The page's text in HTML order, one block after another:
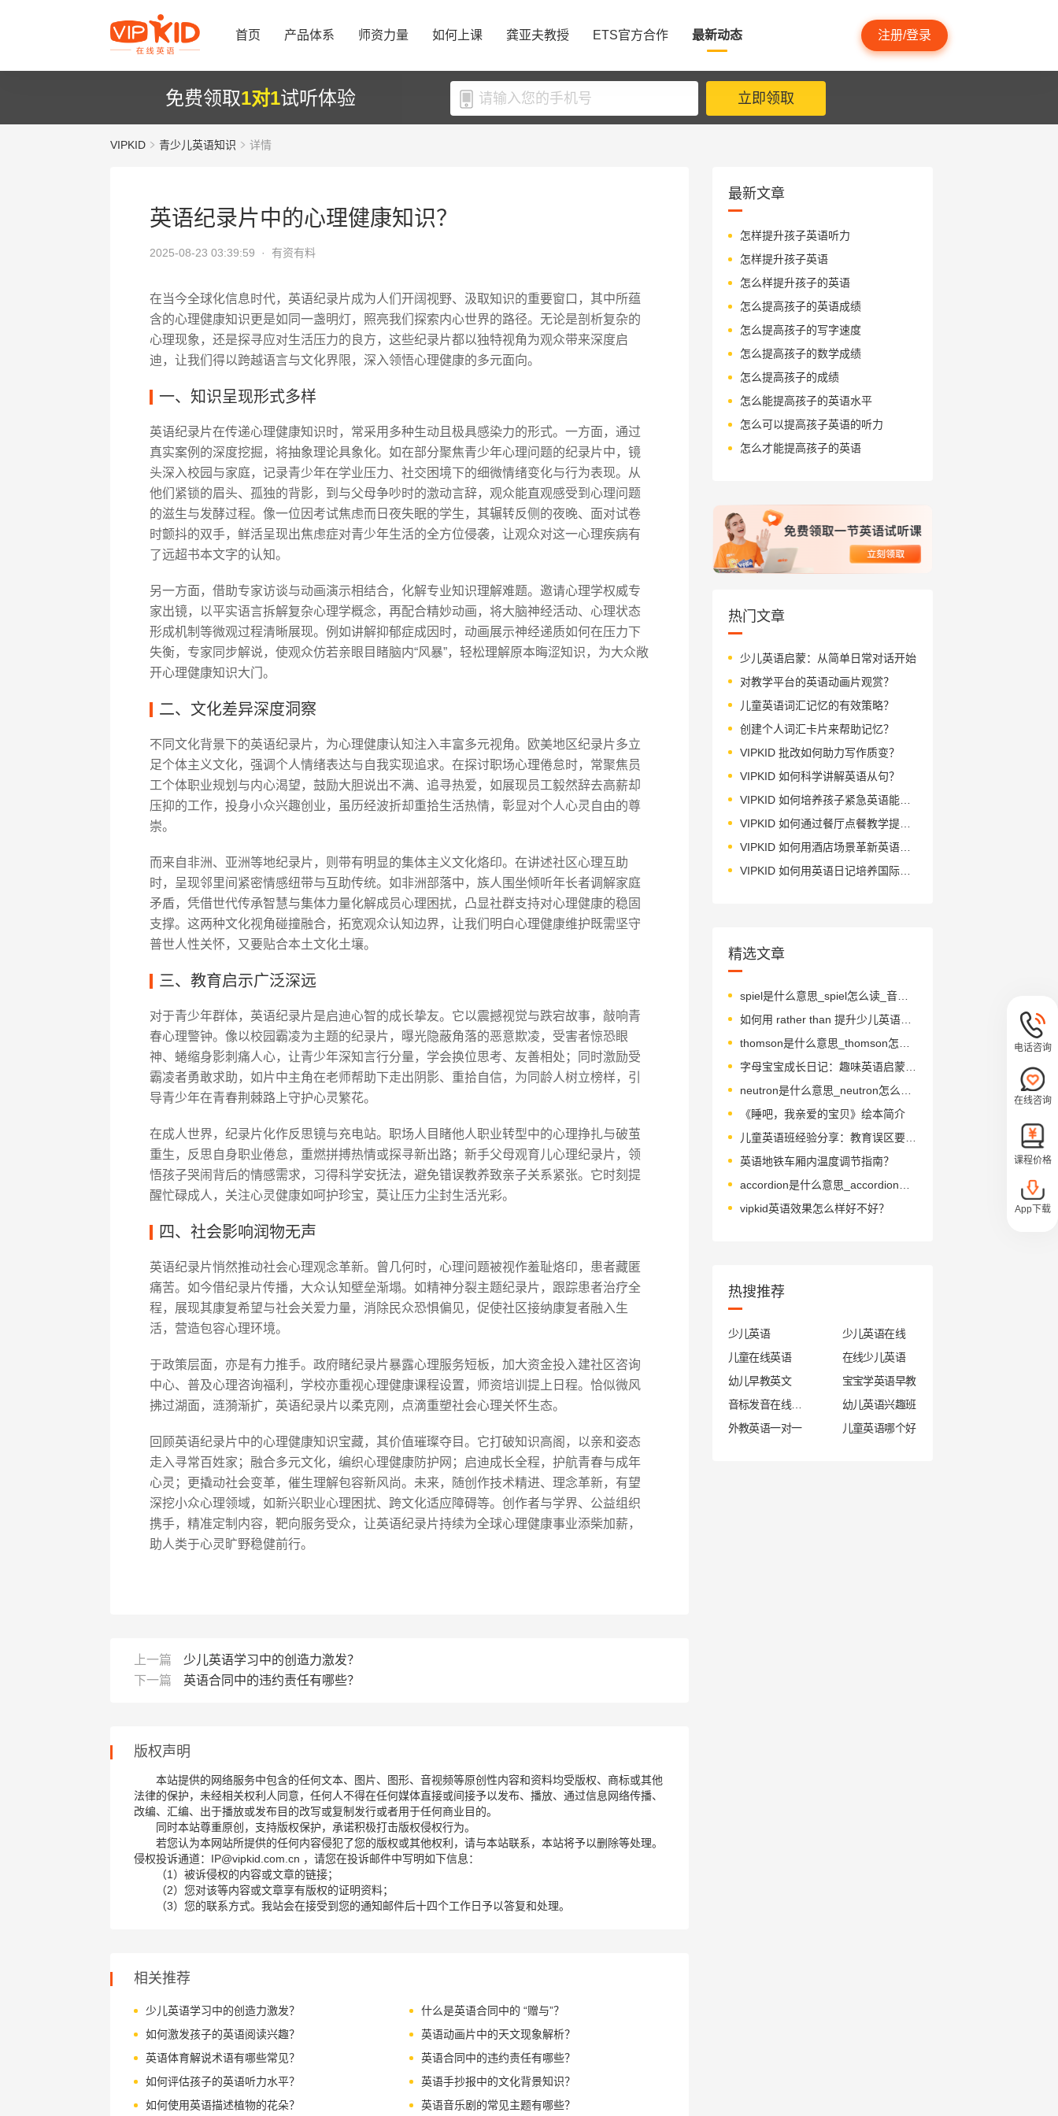
首页 产品体系 师资力量 如何上课 龚亚夫教授 ETS官方合作 最新动态 注册/登录
免费领取1对1试听体验 立即领取
VIPKID 青少儿英语知识 详情
英语纪录片中的心理健康知识？
2025-08-23 03:39:59 · 有资有料
在当今全球化信息时代，英语纪录片成为人们开阔视野、汲取知识的重要窗口，其中所蕴
含的心理健康知识更是如同一盏明灯，照亮我们探索内心世界的路径。无论是剖析复杂的
心理现象，还是探寻应对生活压力的良方，这些纪录片都以独特视角为观众带来深度启
迪，让我们得以跨越语言与文化界限，深入领悟心理健康的多元面向。
一、知识呈现形式多样
英语纪录片在传递心理健康知识时，常采用多种生动且极具感染力的形式。一方面，通过
真实案例的深度挖掘，将抽象理论具象化。如在部分聚焦青少年心理问题的纪录片中，镜
头深入校园与家庭，记录青少年在学业压力、社交困境下的细微情绪变化与行为表现。从
他们紧锁的眉头、孤独的背影，到与父母争吵时的激动言辞，观众能直观感受到心理问题
的滋生与发酵过程。像一位因考试焦虑而日夜失眠的学生，其辗转反侧的夜晚、面对试卷
时颤抖的双手，鲜活呈现出焦虑症对青少年生活的全方位侵袭，让观众对这一心理疾病有
了远超书本文字的认知。
另一方面，借助专家访谈与动画演示相结合，化解专业知识理解难题。邀请心理学权威专
家出镜，以平实语言拆解复杂心理学概念，再配合精妙动画，将大脑神经活动、心理状态
形成机制等微观过程清晰展现。例如讲解抑郁症成因时，动画展示神经递质如何在压力下
失衡，专家同步解说，使观众仿若亲眼目睹脑内“风暴”，轻松理解原本晦涩知识，为大众敞
开心理健康知识大门。
二、文化差异深度洞察
不同文化背景下的英语纪录片，为心理健康认知注入丰富多元视角。欧美地区纪录片多立
足个体主义文化，强调个人情绪表达与自我实现追求。在探讨职场心理倦怠时，常聚焦员
工个体职业规划与内心渴望，鼓励大胆说出不满、追寻热爱，如展现员工毅然辞去高薪却
压抑的工作，投身小众兴趣创业，虽历经波折却重拾生活热情，彰显对个人心灵自由的尊
崇。
而来自非洲、亚洲等地纪录片，则带有明显的集体主义文化烙印。在讲述社区心理互助
时，呈现邻里间紧密情感纽带与互助传统。如非洲部落中，族人围坐倾听年长者调解家庭
矛盾，凭借世代传承智慧与集体力量化解成员心理困扰，凸显社群支持对心理健康的稳固
支撑。这两种文化视角碰撞融合，拓宽观众认知边界，让我们明白心理健康维护既需坚守
普世人性关怀，又要贴合本土文化土壤。
三、教育启示广泛深远
对于青少年群体，英语纪录片是启迪心智的成长挚友。它以震撼视觉与跌宕故事，敲响青
春心理警钟。像以校园霸凌为主题的纪录片，曝光隐蔽角落的恶意欺凌，受害者惊恐眼
神、蜷缩身影刺痛人心，让青少年深知言行分量，学会换位思考、友善相处；同时激励受
霸凌者勇敢求助，如片中主角在老师帮助下走出阴影、重拾自信，为同龄人树立榜样，引
导青少年在青春荆棘路上守护心灵繁花。
在成人世界，纪录片化作反思镜与充电站。职场人目睹他人职业转型中的心理挣扎与破茧
重生，反思自身职业倦怠，重燃拼搏热情或探寻新出路；新手父母观育儿心理纪录片，领
悟孩子哭闹背后的情感需求，习得科学安抚法，避免错误教养致亲子关系紧张。它时刻提
醒忙碌成人，关注心灵健康如呵护珍宝，莫让压力尘封生活光彩。
四、社会影响润物无声
英语纪录片悄然推动社会心理观念革新。曾几何时，心理问题被视作羞耻烙印，患者藏匿
痛苦。如今借纪录片传播，大众认知壁垒渐塌。如精神分裂主题纪录片，跟踪患者治疗全
程，展现其康复希望与社会关爱力量，消除民众恐惧偏见，促使社区接纳康复者融入生
活，营造包容心理环境。
于政策层面，亦是有力推手。政府睹纪录片暴露心理服务短板，加大资金投入建社区咨询
中心、普及心理咨询福利，学校亦重视心理健康课程设置，师资培训提上日程。恰似微风
拂过湖面，涟漪渐扩，英语纪录片以柔克刚，点滴重塑社会心理关怀生态。
回顾英语纪录片中的心理健康知识宝藏，其价值璀璨夺目。它打破知识高阁，以亲和姿态
走入寻常百姓家；融合多元文化，编织心理健康防护网；启迪成长全程，护航青春与成年
心灵；更撬动社会变革，催生理解包容新风尚。未来，随创作技术精进、理念革新，有望
深挖小众心理领域，如新兴职业心理困扰、跨文化适应障碍等。创作者与学界、公益组织
携手，精准定制内容，靶向服务受众，让英语纪录片持续为全球心理健康事业添柴加薪，
助人类于心灵旷野稳健前行。
上一篇
少儿英语学习中的创造力激发？
下一篇
英语合同中的违约责任有哪些？
版权声明
本站提供的网络服务中包含的任何文本、图片、图形、音视频等原创性内容和资料均受版权、商标或其他
法律的保护，未经相关权利人同意，任何人不得在任何媒体直接或间接予以发布、播放、通过信息网络传播、
改编、汇编、出于播放或发布目的改写或复制发行或者用于任何商业目的。
同时本站尊重原创，支持版权保护，承诺积极打击版权侵权行为。
若您认为本网站所提供的任何内容侵犯了您的版权或其他权利，请与本站联系，本站将予以删除等处理。
侵权投诉通道：IP@vipkid.com.cn ，请您在投诉邮件中写明如下信息：
（1）被诉侵权的内容或文章的链接；
（2）您对该等内容或文章享有版权的证明资料；
（3）您的联系方式。我站会在接受到您的通知邮件后十四个工作日予以答复和处理。
相关推荐
少儿英语学习中的创造力激发？
什么是英语合同中的 “赠与”？
如何激发孩子的英语阅读兴趣？
英语动画片中的天文现象解析？
英语体育解说术语有哪些常见？
英语合同中的违约责任有哪些？
如何评估孩子的英语听力水平？
英语手抄报中的文化背景知识？
如何使用英语描述植物的花朵？
英语音乐剧的常见主题有哪些？
最新文章
怎样提升孩子英语听力
怎样提升孩子英语
怎么样提升孩子的英语
怎么提高孩子的英语成绩
怎么提高孩子的写字速度
怎么提高孩子的数学成绩
怎么提高孩子的成绩
怎么能提高孩子的英语水平
怎么可以提高孩子英语的听力
怎么才能提高孩子的英语
热门文章
少儿英语启蒙：从简单日常对话开始
对教学平台的英语动画片观赏？
儿童英语词汇记忆的有效策略？
创建个人词汇卡片来帮助记忆？
VIPKID 批改如何助力写作质变？
VIPKID 如何科学讲解英语从句？
VIPKID 如何培养孩子紧急英语能力？
VIPKID 如何通过餐厅点餐教学提升少儿英语应用能力？
VIPKID 如何用酒店场景革新英语教学？
VIPKID 如何用英语日记培养国际化人才？
精选文章
spiel是什么意思_spiel怎么读_音标'spi-l
如何用 rather than 提升少儿英语表达能力
字母宝宝成长日记：趣味英语启蒙之旅
《睡吧，我亲爱的宝贝》绘本简介
儿童英语班经验分享：教育误区要避开
英语地铁车厢内温度调节指南？
vipkid英语效果怎么样好不好？
热搜推荐
少儿英语
少儿英语在线
儿童在线英语
在线少儿英语
幼儿早教英文
宝宝学英语早教
幼儿英语兴趣班
外教英语一对一
儿童英语哪个好
电话咨询
在线咨询
课程价格
App下载